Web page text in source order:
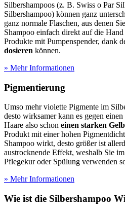
Silbershampoos (z. B. Swiss o Par
Silbershampoo) können ganz
ganz normale Flaschen, aus denen
Shampoo einfach direkt auf die
Produkte mit Pumpenspender, dank
dosieren können.
» Mehr Informationen
Pigmentierung
Umso mehr violette Pigmente im
desto wirksamer kann es gegen
Haare also schon einen starken
Produkt mit einer hohen
Shampoo wirkt, desto größer ist
austrocknende Effekt, weshalb Sie
Pflegekur oder Spülung verwenden
» Mehr Informationen
Wie ist die Silbershampoo